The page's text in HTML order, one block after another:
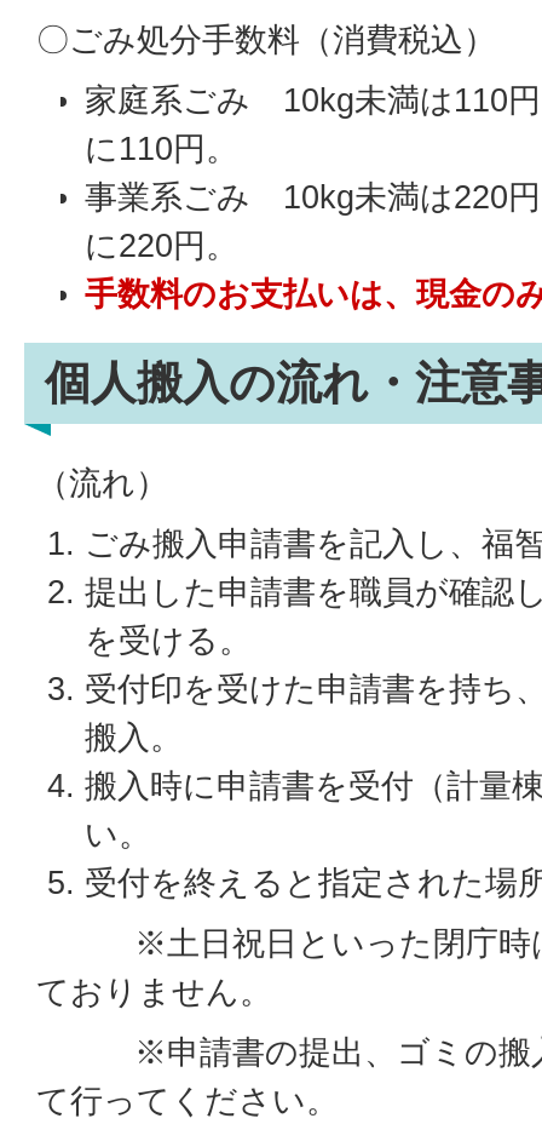
〇ごみ処分手数料（消費税込）
家庭系ごみ 10kg未満は110
に110円。
事業系ごみ 10kg未満は220
に220円。
手数料のお支払いは、現金の
個人搬入の流れ・注意
（流れ）
ごみ搬入申請書を記入し、福
提出した申請書を職員が確認
を受ける。
受付印を受けた申請書を持ち
搬入。
搬入時に申請書を受付（計量
い。
受付を終えると指定された場
※土日祝日といった閉庁時は
ておりません。
※申請書の提出、ゴミの搬入
て行ってください。